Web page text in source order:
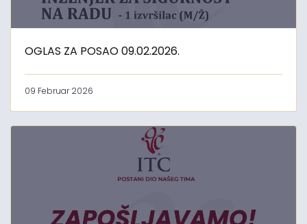
OGLAS ZA POSAO 09.02.2026.
09 Februar 2026